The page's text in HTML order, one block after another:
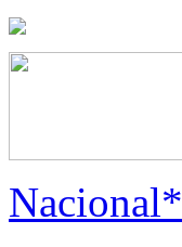
Nacional*